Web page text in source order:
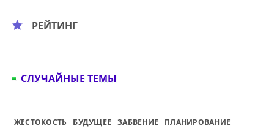
РЕЙТИНГ
СЛУЧАЙНЫЕ ТЕМЫ
ЖЕСТОКОСТЬ БУДУЩЕЕ ЗАБВЕНИЕ ПЛАНИРОВАНИЕ